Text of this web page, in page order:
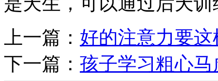
上一篇： 好的注意力要这
下一篇： 孩子学习粗心